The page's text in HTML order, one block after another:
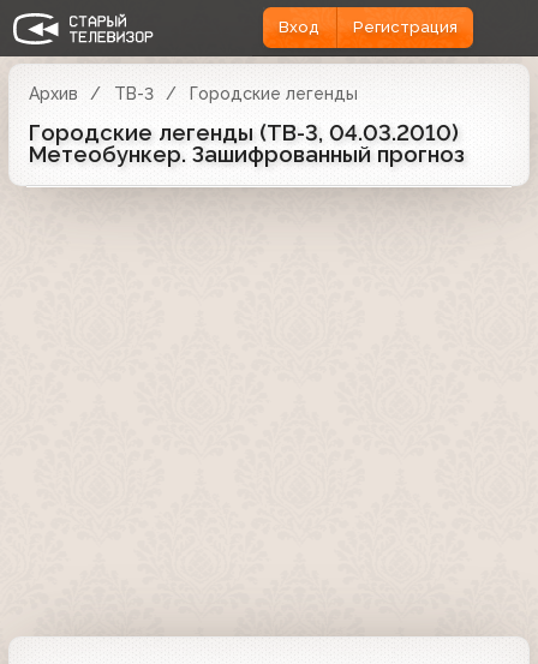
Вход Регистрация
Архив ТВ-3 Городские легенды
Городские легенды (ТВ-3, 04.03.2010)
Метеобункер. Зашифрованный прогноз